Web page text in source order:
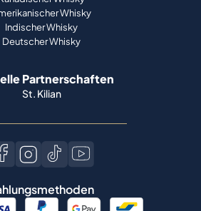
Whisky
Indischer Whisky
Deutscher Whisky
Partnerschaften
St. Kilian